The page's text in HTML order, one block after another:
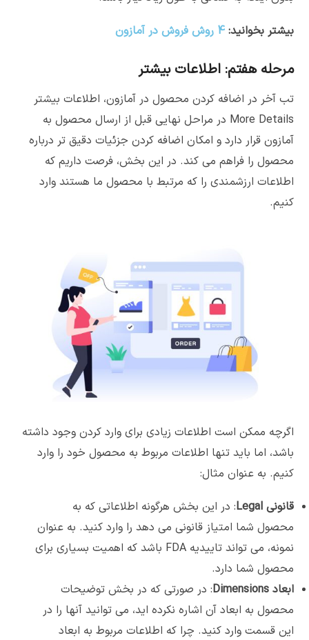
بیشتر بخوانید:4 روش فروش در آمازون
مرحله هفتم: اطلاعات بیشتر
تب آخر در اضافه کردن محصول در آمازون، اطلاعات بیشتر
More Details در مراحل نهایی قبل از ارسال محصول به
آمازون قرار دارد و امکان اضافه کردن جزئیات دقیق تر درباره
محصول را فراهم می کند. در این بخش، فرصت داریم که
اطلاعات ارزشمندی را که مرتبط با محصول ما هستند وارد
کنیم.
اگرچه ممکن است اطلاعات زیادی برای وارد کردن وجود داشته
باشد، اما باید تنها اطلاعات مربوط به محصول خود را وارد
کنیم. به عنوان مثال:
قانونیLegal: در این بخش هرگونه اطلاعاتی که به
محصول شما امتیاز قانونی می دهد را وارد کنید. به عنوان
نمونه، می تواند تاییدیه FDA باشد که اهمیت بسیاری برای
محصول شما دارد.
ابعادDimensions: در صورتی که در بخش توضیحات
محصول به ابعاد آن اشاره نکرده اید، می توانید آنها را در
این قسمت وارد کنید. چرا که اطلاعات مربوط به ابعاد